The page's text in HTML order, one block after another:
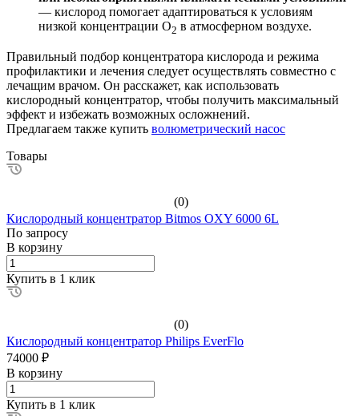
— кислород помогает адаптироваться к условиям
низкой концентрации О2 в атмосферном воздухе.
Правильный подбор концентратора кислорода и режима
профилактики и лечения следует осуществлять совместно с
лечащим врачом. Он расскажет, как использовать
кислородный концентратор, чтобы получить максимальный
эффект и избежать возможных осложнений.
Предлагаем также купить волюметрический насос
Товары
(0)
Кислородный концентратор Bitmos OXY 6000 6L
По запросу
В корзину
Купить в 1 клик
(0)
Кислородный концентратор Philips EverFlo
74000 ₽
В корзину
Купить в 1 клик